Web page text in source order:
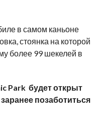
в самом каньоне
стоянка на которой
более 99 шекелей в
Park будет открыт
позаботиться